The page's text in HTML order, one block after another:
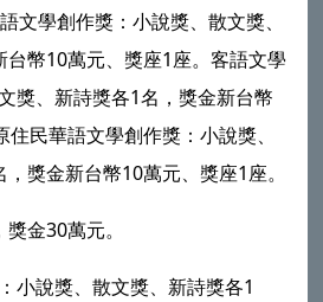
文學創作獎：小說獎、散文獎、
台幣10萬元、獎座1座。客語文學
獎、新詩獎各1名，獎金新台幣
民華語文學創作獎：小說獎、
獎金新台幣10萬元、獎座1座。
金30萬元。
小說獎、散文獎、新詩獎各1